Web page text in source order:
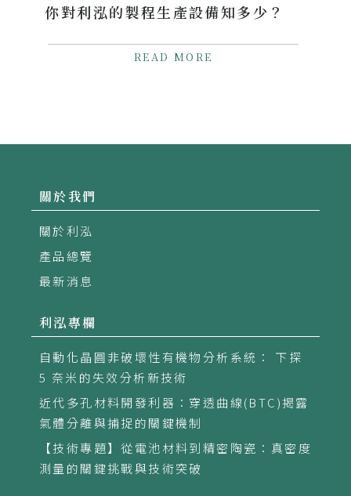
你對利泓的製程生產設備知多少？
READ MORE
關於我們
關於利泓
產品總覽
最新消息
利泓專欄
自動化晶圓非破壞性有機物分析系統： 下探
5 奈米的失效分析新技術
近代多孔材料開發利器：穿透曲線(BTC)揭露
氣體分離與捕捉的關鍵機制
【技術專題】從電池材料到精密陶瓷：真密度
測量的關鍵挑戰與技術突破